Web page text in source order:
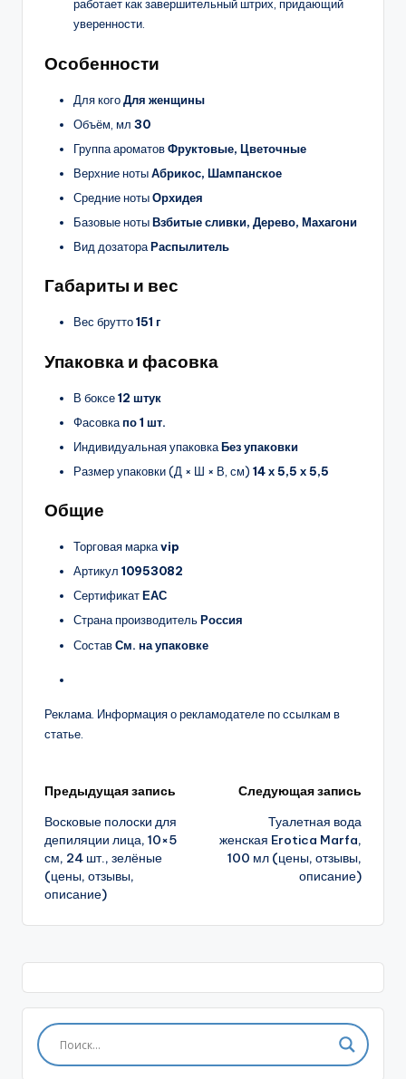
работает как завершительный штрих, придающий
уверенности.
Особенности
Для когоДля женщины
Объём, мл 30
Группа ароматовФруктовые, Цветочные
Верхние нотыАбрикос, Шампанское
Средние нотыОрхидея
Базовые нотыВзбитые сливки, Дерево, Махагони
Вид дозатораРаспылитель
Габариты и вес
Вес брутто151 г
Упаковка и фасовка
В боксе12 штук
Фасовкапо 1 шт.
Индивидуальная упаковкаБез упаковки
Размер упаковки (Д × Ш × В, см) 14 х 5,5 х 5,5
Общие
Торговая маркаvip
Артикул 10953082
СертификатЕАС
Страна производительРоссия
СоставСм. на упаковке
Реклама. Информация о рекламодателе по ссылкам в
статье.
Навигация
записи
Предыдущая запись
Восковые полоски для
депиляции лица, 10×5
см, 24 шт., зелёные
(цены, отзывы,
описание)
Следующая запись
Туалетная вода
женская Erotica Marfa,
100 мл (цены, отзывы,
описание)